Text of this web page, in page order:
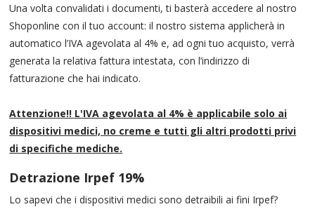
Una volta convalidati i documenti, ti basterà accedere al nostro
Shoponline con il tuo account: il nostro sistema applicherà in
automatico l’IVA agevolata al 4% e, ad ogni tuo acquisto, verrà
generata la relativa fattura intestata, con l’indirizzo di
fatturazione che hai indicato.
Attenzione!! L'IVA agevolata al 4% è applicabile solo ai
dispositivi medici, no creme e tutti gli altri prodotti privi
di specifiche mediche.
Detrazione Irpef 19%
Lo sapevi che i dispositivi medici sono detraibili ai fini Irpef?